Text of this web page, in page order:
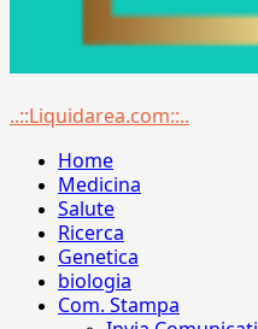
Menu
..::Liquidarea.com::..
Home
Medicina
Salute
Ricerca
Genetica
biologia
Com. Stampa